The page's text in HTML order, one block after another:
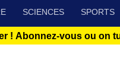
SCIENCES SPORTS
! Abonnez-vous ou on